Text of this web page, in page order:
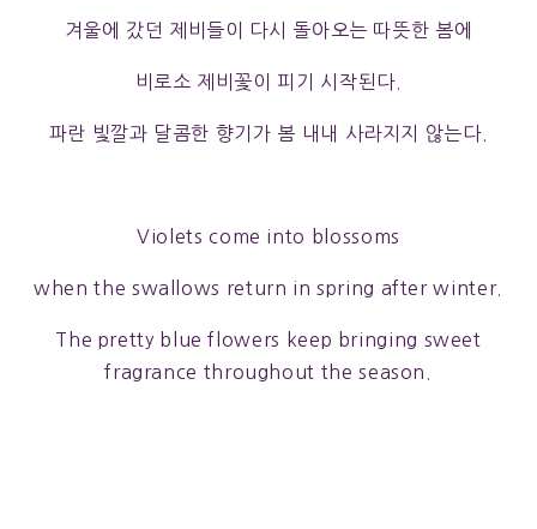
겨울에 갔던 제비들이 다시 돌아오는 따뜻한 봄에
비로소 제비꽃이 피기 시작된다.
파란 빛깔과 달콤한 향기가 봄 내내 사라지지 않는다.
Violets come into blossoms
when the swallows return in spring after winter.
The pretty blue flowers keep bringing sweet
fragrance throughout the season.